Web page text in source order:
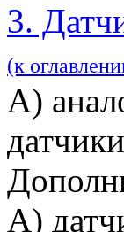
3.
(к
А)
А)